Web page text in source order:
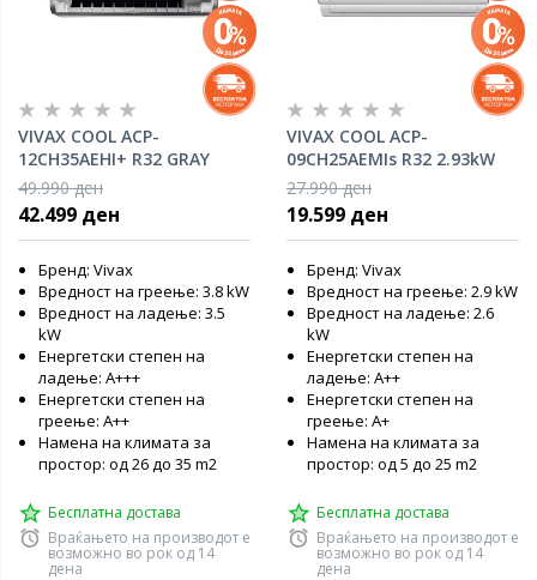
VIVAX COOL ACP-
12CH35AEHI+ R32 GRAY
MIRROR инвертер клима
уред
49.990 ден
42.499 ден
Бренд: Vivax
Вредност на греење: 3.8 kW
Вредност на ладење: 3.5
kW
Енергетски степен на
ладење: A+++
Енергетски степен на
греење: А++
Намена на климата за
простор: од 26 до 35 m2
Бесплатна достава
Враќањето на производот е
возможно во рок од 14
дена
VIVAX COOL ACP-
09CH25AEMIs R32 2.93kW
инвертер клима уред
27.990 ден
19.599 ден
Бренд: Vivax
Вредност на греење: 2.9 kW
Вредност на ладење: 2.6
kW
Енергетски степен на
ладење: А++
Енергетски степен на
греење: А+
Намена на климата за
простор: од 5 до 25 m2
Бесплатна достава
Враќањето на производот е
возможно во рок од 14
дена